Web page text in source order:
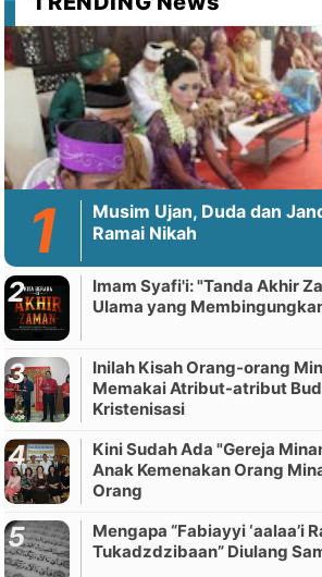
Musim Ujan, Duda dan
Ramai Nikah
Imam Syafi'i: "Tanda Akhir
Ulama yang
Inilah Kisah Orang-orang
Memakai Atribut-atribut
Kristenisasi
Kini Sudah Ada "Gereja
Anak Kemenakan Orang
Orang
Mengapa “Fabiayyi ‘aalaa’i
Tukadzdzibaan” Diulang